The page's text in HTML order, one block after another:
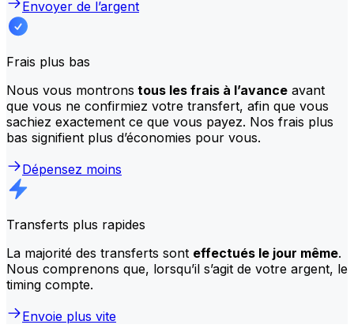
Envoyer de l’argent
Frais plus bas
Nous vous montrons tous les frais à l’avance avant
que vous ne confirmiez votre transfert, afin que vous
sachiez exactement ce que vous payez. Nos frais plus
bas signifient plus d’économies pour vous.
Dépensez moins
Transferts plus rapides
La majorité des transferts sont effectués le jour même.
Nous comprenons que, lorsqu’il s’agit de votre argent, le
timing compte.
Envoie plus vite